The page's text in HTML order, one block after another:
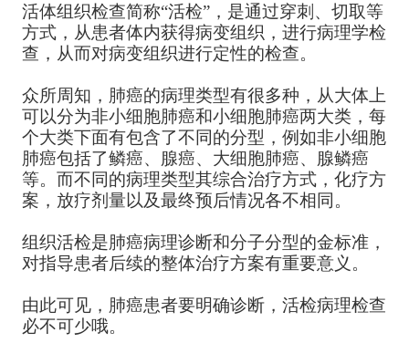
活体组织检查简称“活检”，是通过穿刺、切取等
方式，从患者体内获得病变组织，进行病理学检
查，从而对病变组织进行定性的检查。
众所周知，肺癌的病理类型有很多种，从大体上
可以分为非小细胞肺癌和小细胞肺癌两大类，每
个大类下面有包含了不同的分型，例如非小细胞
肺癌包括了鳞癌、腺癌、大细胞肺癌、腺鳞癌
等。而不同的病理类型其综合治疗方式，化疗方
案，放疗剂量以及最终预后情况各不相同。
组织活检是肺癌病理诊断和分子分型的金标准，
对指导患者后续的整体治疗方案有重要意义。
由此可见，肺癌患者要明确诊断，活检病理检查
必不可少哦。​